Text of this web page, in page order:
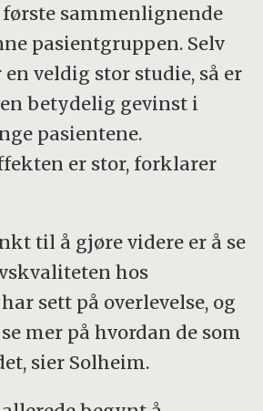
første sammenlignende
pasientgruppen. Selv
veldig stor studie, så er
betydelig gevinst i
pasientene.
er stor, forklarer
til å gjøre videre er å se
hos
sett på overlevelse, og
mer på hvordan de som
sier Solheim.